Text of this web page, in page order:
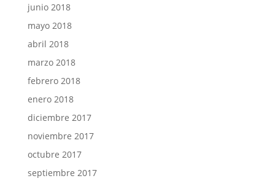
junio 2018
mayo 2018
abril 2018
marzo 2018
febrero 2018
enero 2018
diciembre 2017
noviembre 2017
octubre 2017
septiembre 2017